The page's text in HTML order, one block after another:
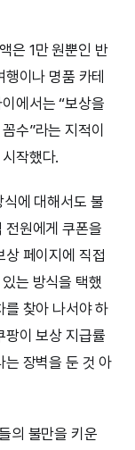
은 1만 원뿐인 반
이나 명품 카테
에서는 “보상을
수”라는 지적이
작했다.
에 대해서도 불
전원에게 쿠폰을
상 페이지에 직접
는 방식을 택했
를 찾아 나서야 하
팡이 보상 지급률
는 장벽을 둔 것 아
의 불만을 키운